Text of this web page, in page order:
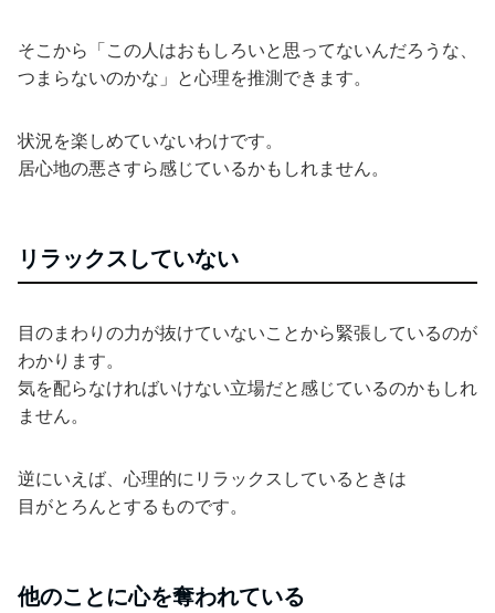
そこから「この人はおもしろいと思ってないんだろうな、
つまらないのかな」と心理を推測できます。
状況を楽しめていないわけです。
居心地の悪さすら感じているかもしれません。
リラックスしていない
目のまわりの力が抜けていないことから緊張しているのが
わかります。
気を配らなければいけない立場だと感じているのかもしれ
ません。
逆にいえば、心理的にリラックスしているときは
目がとろんとするものです。
他のことに心を奪われている